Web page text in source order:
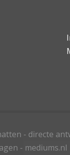
- directe
- mediums.nl